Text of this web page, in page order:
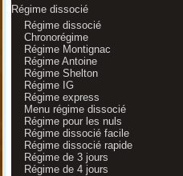
Régime dissocié
Régime dissocié
Chronorégime
Régime Montignac
Régime Antoine
Régime Shelton
Régime IG
Régime express
Menu régime dissocié
Régime pour les nuls
Régime dissocié facile
Régime dissocié rapide
Régime de 3 jours
Régime de 4 jours